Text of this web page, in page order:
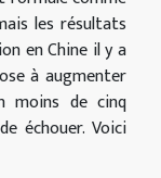
les résultats
en Chine il y a
à augmenter
moins de cinq
échouer. Voici